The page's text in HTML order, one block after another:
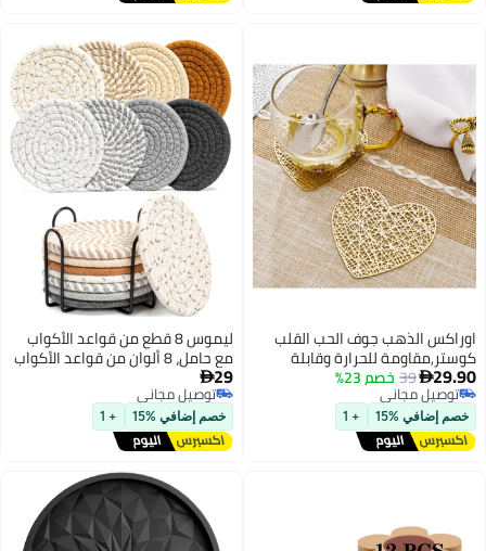
القلب
وقابلة
اليومي
لإعداد
ليموس 8 قطع من قواعد الأكواب
مع حامل، 8 ألوان من قواعد الأكواب
الماصة للمشروبات، قواعد أكواب
بسيطة من القطن، قواعد منسوجة
لطاولة القهوة والديكور المنزلي
والبار وهدية الترحيب بالمنزل، 4.3
بوصة
29
توصيل مجاني
خصم إضافي %15